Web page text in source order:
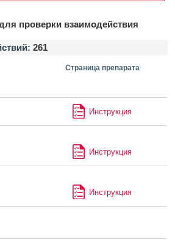
проверки взаимодействия
261
Страница препарата
Инструкция
Инструкция
Инструкция